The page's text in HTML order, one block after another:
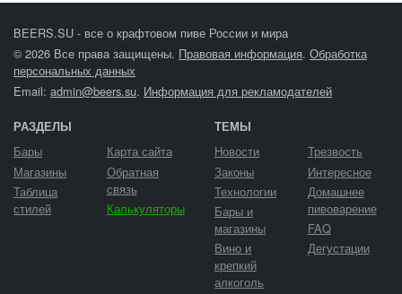
BEERS.SU - все о крафтовом пиве России и мира
© 2026 Все права защищены. Правовая информация. Обработка
персональных данных
Email: admin@beers.su. Информация для рекламодателей
РАЗДЕЛЫ
Бары
Магазины
Таблица
стилей
Карта сайта
Обратная
связь
Калькуляторы
ТЕМЫ
Новости
Законы
Технологии
Бары и
магазины
Вино и
крепкий
алкоголь
Трезвость
Интересное
Домашнее
пивоварение
FAQ
Дегустации